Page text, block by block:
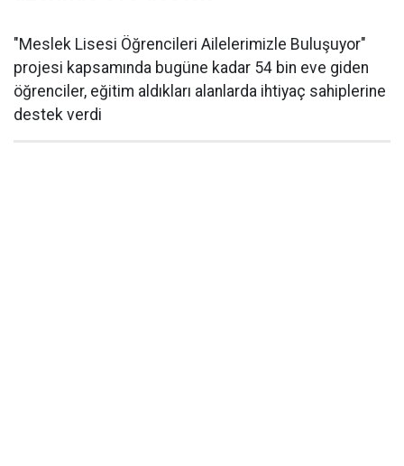
"Meslek Lisesi Öğrencileri Ailelerimizle Buluşuyor"
projesi kapsamında bugüne kadar 54 bin eve giden
öğrenciler, eğitim aldıkları alanlarda ihtiyaç sahiplerine
destek verdi